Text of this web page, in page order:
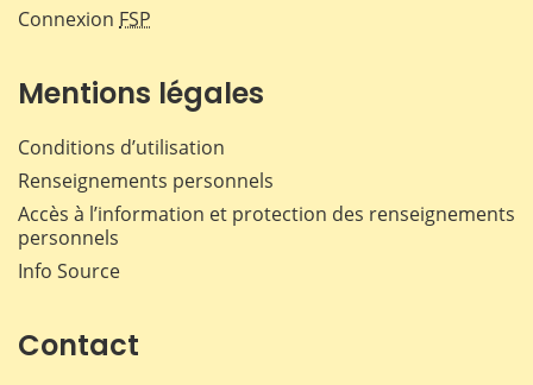
Connexion FSP
Mentions légales
Conditions d’utilisation
Renseignements personnels
Accès à l’information et protection des renseignements
personnels
Info Source
Contact